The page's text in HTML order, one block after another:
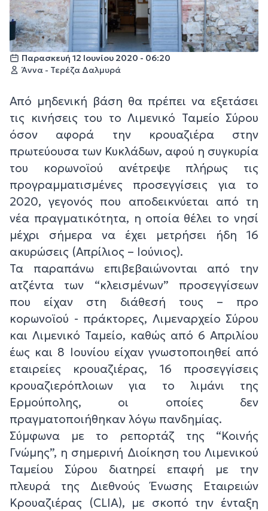
Παρασκευή 12 Ιουνίου 2020 - 06:20
Άννα - Τερέζα Δαλμυρά
Από μηδενική βάση θα πρέπει να εξετάσει
τις κινήσεις του το Λιμενικό Ταμείο Σύρου
όσον αφορά την κρουαζιέρα στην
πρωτεύουσα των Κυκλάδων, αφού η συγκυρία
του κορωνοϊού ανέτρεψε πλήρως τις
προγραμματισμένες προσεγγίσεις για το
2020, γεγονός που αποδεικνύεται από τη
νέα πραγματικότητα, η οποία θέλει το νησί
μέχρι σήμερα να έχει μετρήσει ήδη 16
ακυρώσεις (Απρίλιος – Ιούνιος).
Τα παραπάνω επιβεβαιώνονται από την
ατζέντα των “κλεισμένων” προσεγγίσεων
που είχαν στη διάθεσή τους – προ
κορωνοϊού - πράκτορες, Λιμεναρχείο Σύρου
και Λιμενικό Ταμείο, καθώς από 6 Απριλίου
έως και 8 Ιουνίου είχαν γνωστοποιηθεί από
εταιρείες κρουαζιέρας, 16 προσεγγίσεις
κρουαζιερόπλοιων για το λιμάνι της
Ερμούπολης, οι οποίες δεν
πραγματοποιήθηκαν λόγω πανδημίας.
Σύμφωνα με το ρεπορτάζ της “Κοινής
Γνώμης”, η σημερινή Διοίκηση του Λιμενικού
Ταμείου Σύρου διατηρεί επαφή με την
πλευρά της Διεθνούς Ένωσης Εταιρειών
Κρουαζιέρας (CLIA), με σκοπό την ένταξη